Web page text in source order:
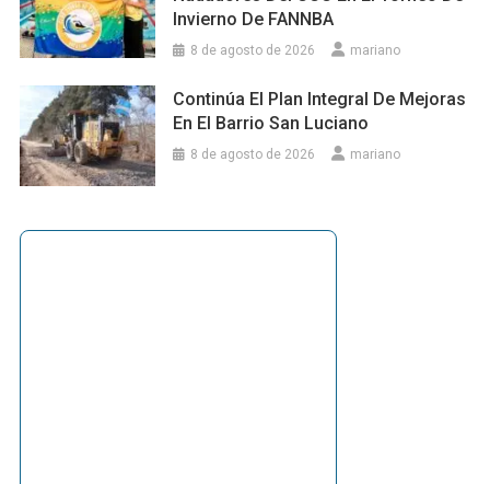
Invierno De FANNBA
8 de agosto de 2026 mariano
Continúa El Plan Integral De Mejoras
En El Barrio San Luciano
8 de agosto de 2026 mariano